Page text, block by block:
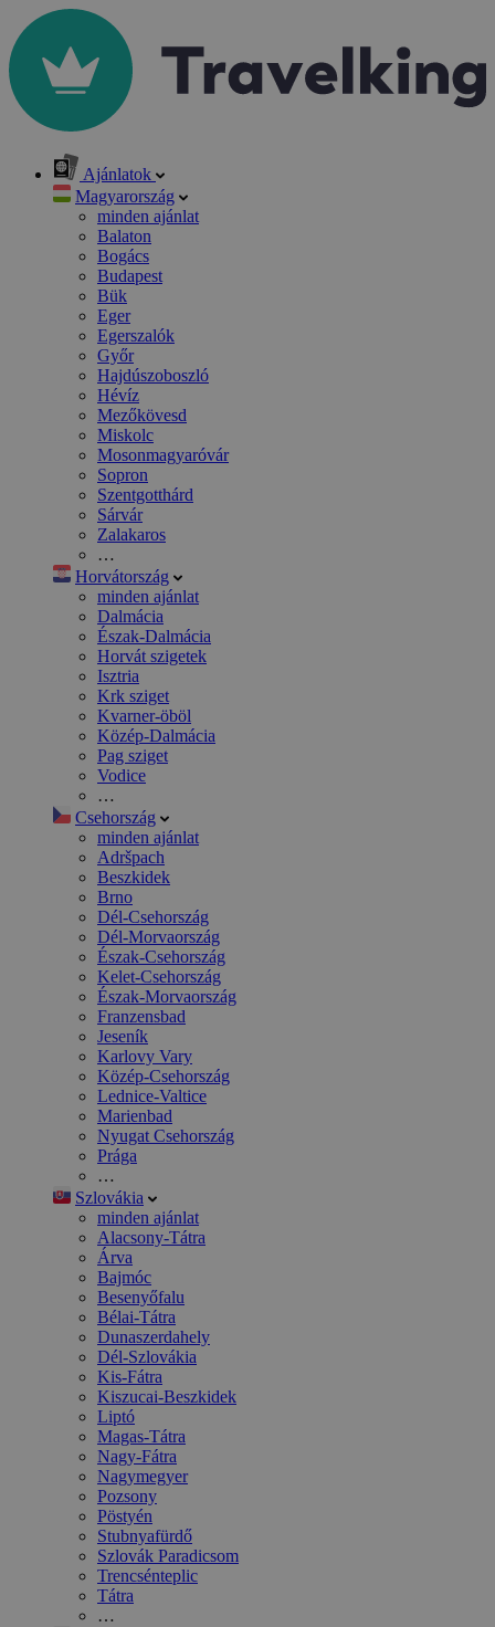
Ajánlatok
Magyarország
minden ajánlat
Balaton
Bogács
Budapest
Bük
Eger
Egerszalók
Győr
Hajdúszoboszló
Hévíz
Mezőkövesd
Miskolc
Mosonmagyaróvár
Sopron
Szentgotthárd
Sárvár
Zalakaros
…
Horvátország
minden ajánlat
Dalmácia
Észak-Dalmácia
Horvát szigetek
Isztria
Krk sziget
Kvarner-öböl
Közép-Dalmácia
Pag sziget
Vodice
…
Csehország
minden ajánlat
Adršpach
Beszkidek
Brno
Dél-Csehország
Dél-Morvaország
Észak-Csehország
Kelet-Csehország
Észak-Morvaország
Franzensbad
Jeseník
Karlovy Vary
Közép-Csehország
Lednice-Valtice
Marienbad
Nyugat Csehország
Prága
…
Szlovákia
minden ajánlat
Alacsony-Tátra
Árva
Bajmóc
Besenyőfalu
Bélai-Tátra
Dunaszerdahely
Dél-Szlovákia
Kis-Fátra
Kiszucai-Beszkidek
Liptó
Magas-Tátra
Nagy-Fátra
Nagymegyer
Pozsony
Pöstyén
Stubnyafürdő
Szlovák Paradicsom
Trencsénteplic
Tátra
…